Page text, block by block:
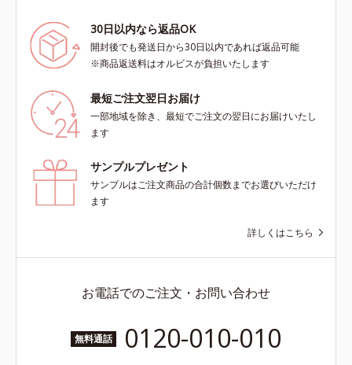
30日以内なら返品OK
開封後でも発送日から30日以内であれば返品可能
※商品返送料はオルビスが負担いたします
最短ご注文翌日お届け
一部地域を除き、最短でご注文の翌日にお届けいたし
ます
サンプルプレゼント
サンプルはご注文商品の合計個数までお選びいただけ
ます
詳しくはこちら
お電話でのご注文・お問い合わせ
無料通話 0120-010-010